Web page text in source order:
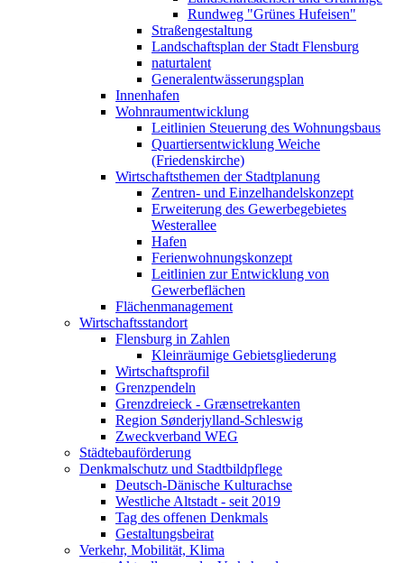
Rundweg "Grünes Hufeisen"
Straßengestaltung
Landschaftsplan der Stadt Flensburg
naturtalent
Generalentwässerungsplan
Innenhafen
Wohnraumentwicklung
Leitlinien Steuerung des Wohnungsbaus
Quartiersentwicklung Weiche
(Friedenskirche)
Wirtschaftsthemen der Stadtplanung
Zentren- und Einzelhandelskonzept
Erweiterung des Gewerbegebietes
Westerallee
Hafen
Ferienwohnungskonzept
Leitlinien zur Entwicklung von
Gewerbeflächen
Flächenmanagement
Wirtschaftsstandort
Flensburg in Zahlen
Kleinräumige Gebietsgliederung
Wirtschaftsprofil
Grenzpendeln
Grenzdreieck - Grænsetrekanten
Region Sønderjylland-Schleswig
Zweckverband WEG
Städtebauförderung
Denkmalschutz und Stadtbildpflege
Deutsch-Dänische Kulturachse
Westliche Altstadt - seit 2019
Tag des offenen Denkmals
Gestaltungsbeirat
Verkehr, Mobilität, Klima